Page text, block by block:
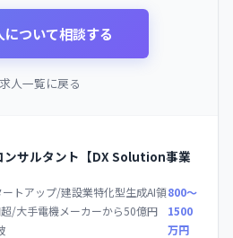
について相談する
人一覧に戻る
サルタント【DX Solution事業
トアップ/建設業特化型生成AI領
/大手電機メーカーから50億円
800〜
1500
万円